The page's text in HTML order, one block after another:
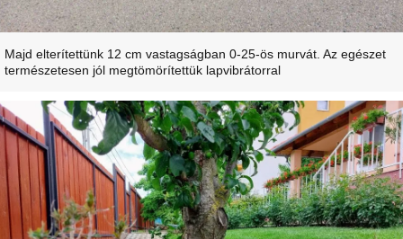
Majd elterítettünk 12 cm vastagságban 0-25-ös murvát. Az egészet
természetesen jól megtömörítettük lapvibrátorral